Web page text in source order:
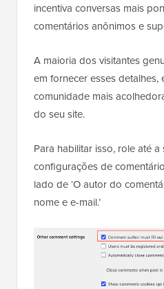
incentiva conversas mais
comentários anônimos e
A maioria dos visitantes
em fornecer esses detalhes,
comunidade mais
do seu site.
Para habilitar isso, role até a
configurações de
lado de ‘O autor do
nome e e-mail.’